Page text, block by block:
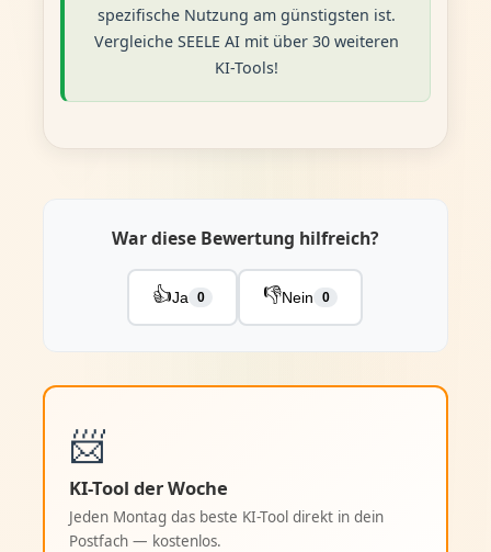
spezifische Nutzung am günstigsten ist.
Vergleiche SEELE AI mit über 30 weiteren
KI-Tools!
War diese Bewertung hilfreich?
👍Ja 0 👎Nein 0
📨
KI-Tool der Woche
Jeden Montag das beste KI-Tool direkt in dein
Postfach — kostenlos.